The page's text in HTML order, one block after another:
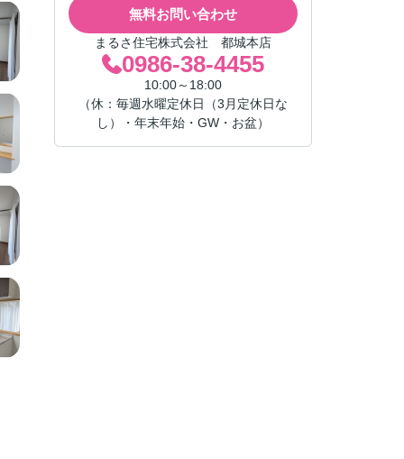
無料お問い合わせ
まるさ住宅株式会社 都城本店
0986-38-4455
10:00～18:00
（休：毎週水曜定休日（3月定休日な
し）・年末年始・GW・お盆）